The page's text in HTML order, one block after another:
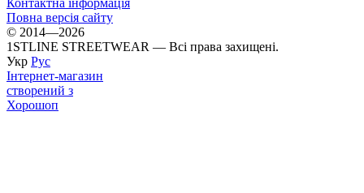
Повна версія сайту
© 2014—2026
1STLINE STREETWEAR — Всі права захищені.
Укр Рус
Інтернет-магазин
створений з
Хорошоп